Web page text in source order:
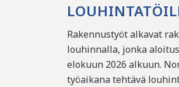
Rakennustyöt alkavat
louhinnalla, jonka
elokuun 2026 alkuun.
työaikana tehtävä